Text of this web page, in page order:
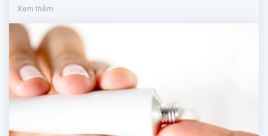
Xem thêm